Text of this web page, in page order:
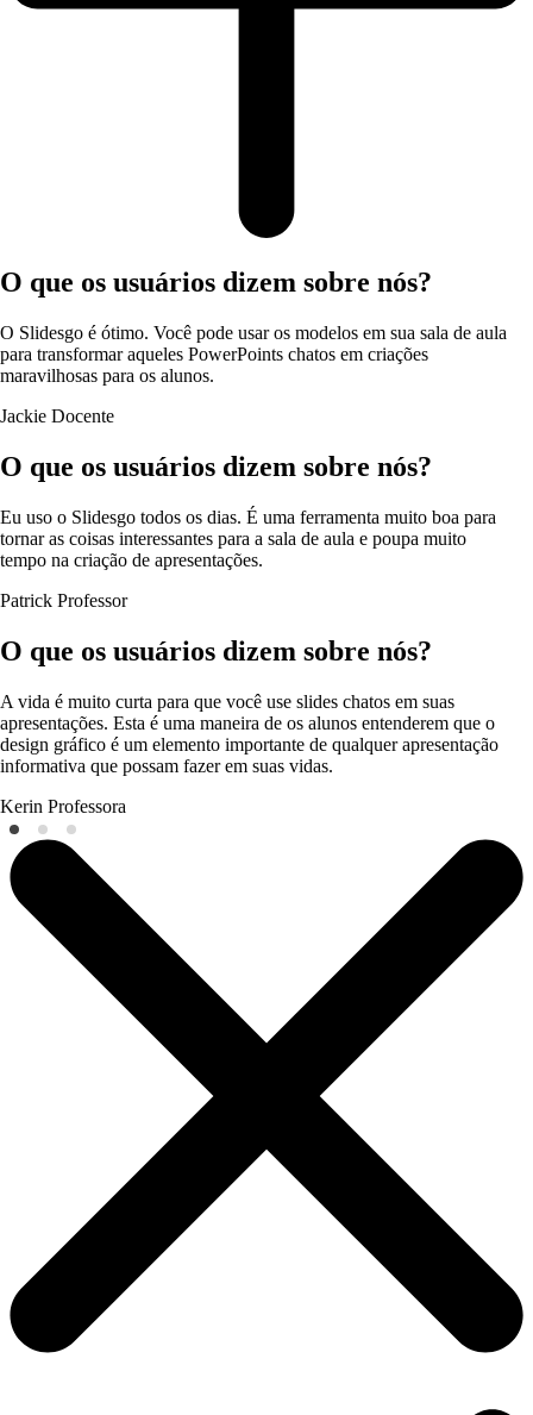
O que os usuários dizem sobre nós?
O Slidesgo é ótimo. Você pode usar os modelos em sua sala de aula
para transformar aqueles PowerPoints chatos em criações
maravilhosas para os alunos.
Jackie Docente
O que os usuários dizem sobre nós?
Eu uso o Slidesgo todos os dias. É uma ferramenta muito boa para
tornar as coisas interessantes para a sala de aula e poupa muito
tempo na criação de apresentações.
Patrick Professor
O que os usuários dizem sobre nós?
A vida é muito curta para que você use slides chatos em suas
apresentações. Esta é uma maneira de os alunos entenderem que o
design gráfico é um elemento importante de qualquer apresentação
informativa que possam fazer em suas vidas.
Kerin Professora